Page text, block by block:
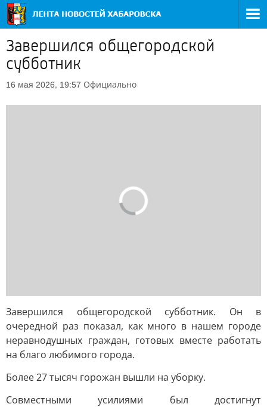
Завершился общегородской
субботник
16 мая 2026, 19:57 Официально
Завершился общегородской субботник. Он в
очередной раз показал, как много в нашем городе
неравнодушных граждан, готовых вместе работать
на благо любимого города.
Более 27 тысяч горожан вышли на уборку.
Совместными усилиями был достигнут